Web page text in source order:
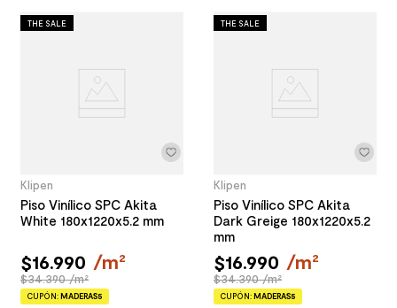
THE SALE
Klipen
Piso Vinílico SPC Akita
White 180x1220x5.2 mm
$16.990 /m²
$34.390 /m²
CUPÓN:MADERAS5
THE SALE
Klipen
Piso Vinílico SPC Akita
Dark Greige 180x1220x5.2
mm
$16.990 /m²
$34.390 /m²
CUPÓN:MADERAS5